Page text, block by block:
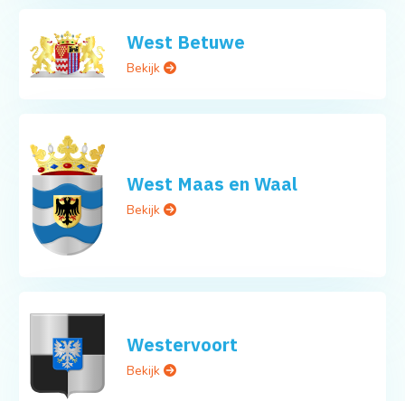
West Betuwe
Bekijk
West Maas en Waal
Bekijk
Westervoort
Bekijk